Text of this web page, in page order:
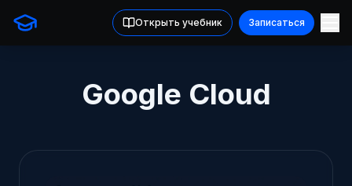
Открыть учебник Записаться
Google Cloud